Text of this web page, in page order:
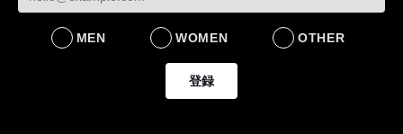
BUSINESS
MEN WOMEN OTHER
登録